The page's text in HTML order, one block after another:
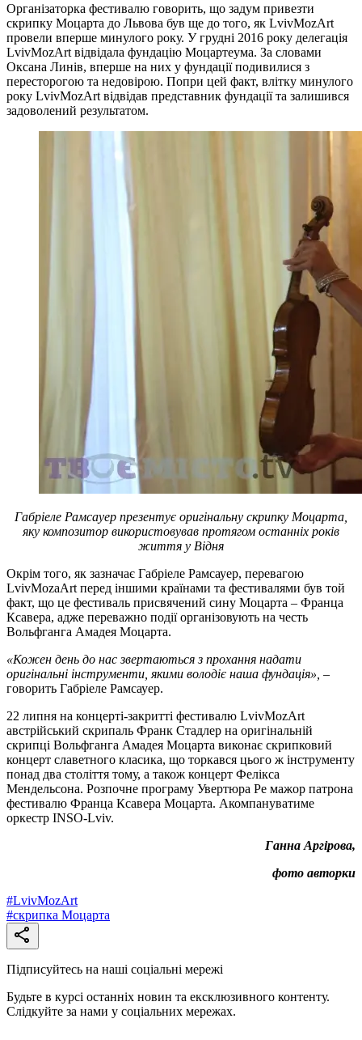
Організаторка фестивалю говорить, що задум привезти
скрипку Моцарта до Львова був ще до того, як LvivMozArt
провели вперше минулого року. У грудні 2016 року делегація
LvivMozArt відвідала фундацію Моцартеума. За словами
Оксана Линів, вперше на них у фундації подивилися з
пересторогою та недовірою. Попри цей факт, влітку минулого
року LvivMozArt відвідав представник фундації та залишився
задоволений результатом.
Габріеле Рамсауер презентує оригінальну скрипку Моцарта,
яку композитор використовував протягом останніх років
життя у Відня
Окрім того, як зазначає Габріеле Рамсауер, перевагою
LvivMozaArt перед іншими країнами та фестивалями був той
факт, що це фестиваль присвячений сину Моцарта – Франца
Ксавера, адже переважно події організовують на честь
Вольфганга Амадея Моцарта.
«Кожен день до нас звертаються з прохання надати
оригінальні інструменти, якими володіє наша фундація», –
говорить Габріеле Рамсауер.
22 липня на концерті-закритті фестивалю LvivMozArt
австрійський скрипаль Франк Стадлер на оригінальній
скрипці Вольфганга Амадея Моцарта виконає скрипковий
концерт славетного класика, що торкався цього ж інструменту
понад два століття тому, а також концерт Фелікса
Мендельсона. Розпочне програму Увертюра Ре мажор патрона
фестивалю Франца Ксавера Моцарта. Акомпануватиме
оркестр INSO-Lviv.
Ганна Аргірова,
фото авторки
#LvivMozArt
#скрипка Моцарта
Підписуйтесь на наші соціальні мережі
Будьте в курсі останніх новин та ексклюзивного контенту.
Слідкуйте за нами у соціальних мережах.